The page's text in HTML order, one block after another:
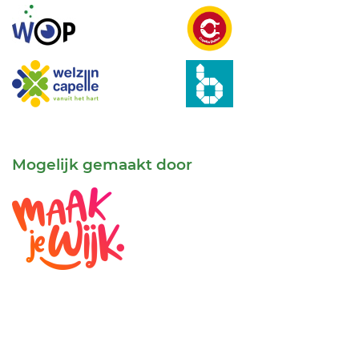
Mogelijk gemaakt door